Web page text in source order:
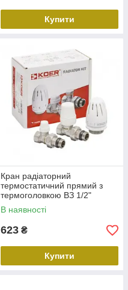
Купити
Кран радіаторний
термостатичний прямий з
термоголовкою ВЗ 1/2"
(Комлект)
В наявності
623 ₴
Купити